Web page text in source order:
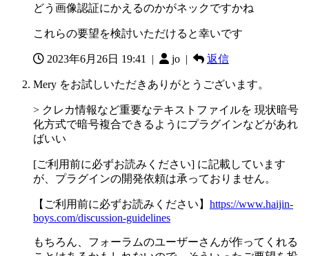
どう画像認証にかえるのかがネックですかね
これらの要望を検討いただけると幸いです
2023年6月26日 19:41 | jo | 返信
Mery をお試しいただきありがとうございます。
> クレカ情報など重要なテキストファイルを 現状暗号
化方式で暗号複合できるようにプラグインなどがあれ
ばいい
[ご利用前に必ずお読みください] に記載しています
が、プラグインの開発依頼は承っておりません。
【ご利用前に必ずお読みください】 https://www.haijin-
boys.com/discussion-guidelines
もちろん、フォーラムのユーザーさんが作ってくれる